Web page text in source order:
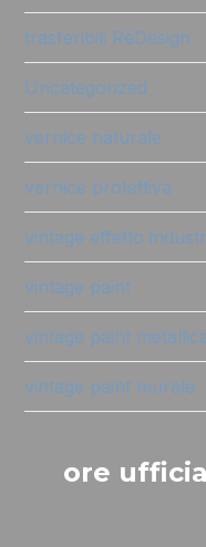
trasferibili ReDesign
Uncategorized
vernice naturale
vernice protettiva
vintage effetto
vintage paint
vintage paint
vintage paint murale
ore